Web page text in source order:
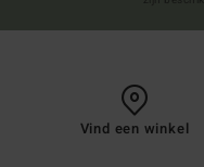
Vind een winkel